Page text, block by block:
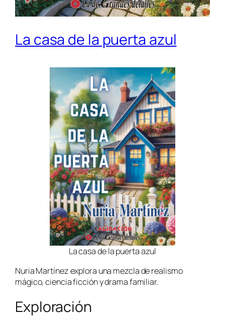
La casa de la puerta azul
La casa de la puerta azul
Nuria Martínez explora una mezcla de realismo
mágico, ciencia ficción y drama familiar.
Exploración